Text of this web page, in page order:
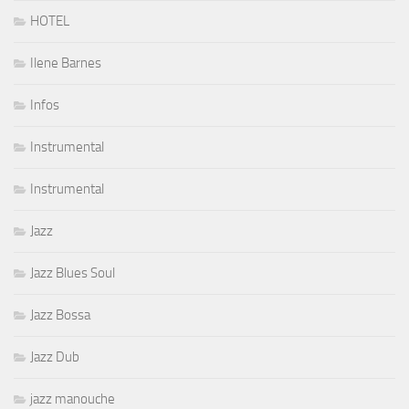
HOTEL
Ilene Barnes
Infos
Instrumental
Instrumental
Jazz
Jazz Blues Soul
Jazz Bossa
Jazz Dub
jazz manouche